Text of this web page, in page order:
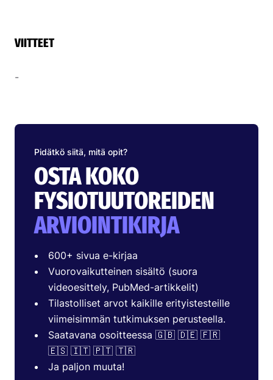
VIITTEET
-
Pidätkö siitä, mitä opit?
OSTA KOKO
FYSIOTUUTOREIDEN
ARVIOINTIKIRJA
600+ sivua e-kirjaa
Vuorovaikutteinen sisältö (suora
videoesittely, PubMed-artikkelit)
Tilastolliset arvot kaikille erityistesteille
viimeisimmän tutkimuksen perusteella.
Saatavana osoitteessa 🇬🇧 🇩🇪 🇫🇷
🇪🇸 🇮🇹 🇵🇹 🇹🇷
Ja paljon muuta!